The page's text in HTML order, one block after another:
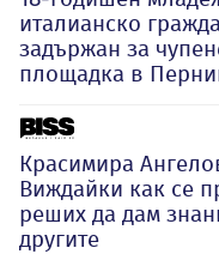
италианско
задържан за
площадка в
Красимира
Виждайки как се
реших да дам
другите